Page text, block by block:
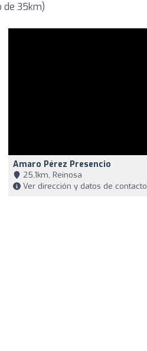
de 35km)
Amaro Pérez Presencio
25,1km, Reinosa
Ver dirección y datos de contacto